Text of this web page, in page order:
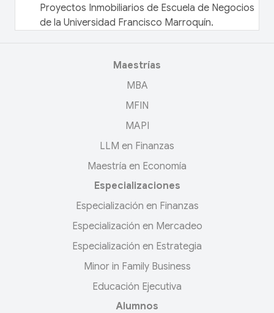
Proyectos Inmobiliarios de Escuela de Negocios
de la Universidad Francisco Marroquín.
Maestrías
MBA
MFIN
MAPI
LLM en Finanzas
Maestría en Economía
Especializaciones
Especialización en Finanzas
Especialización en Mercadeo
Especialización en Estrategia
Minor in Family Business
Educación Ejecutiva
Alumnos